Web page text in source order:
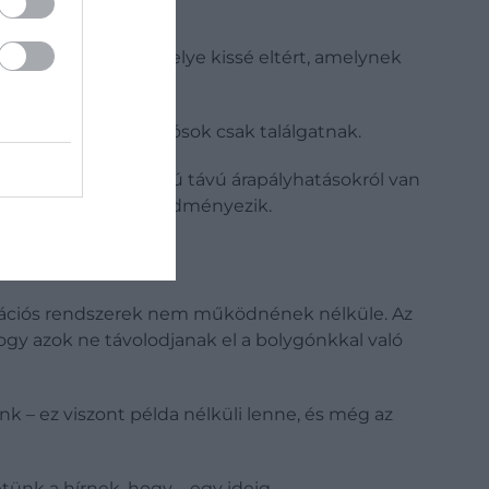
a Föld forgástengelye kissé eltért, amelynek
– de a tudósok csak találgatnak.
hogy csak hosszú távú árapályhatásokról van
változását eredményezik.
rendszerek nem működnének nélküle. Az
azok ne távolodjanak el a bolygónkkal való
– ez viszont példa nélküli lenne, és még az